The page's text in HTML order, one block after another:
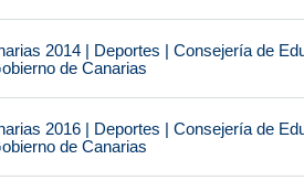
2014 | Deportes | Consejería de
de Canarias
2016 | Deportes | Consejería de
de Canarias